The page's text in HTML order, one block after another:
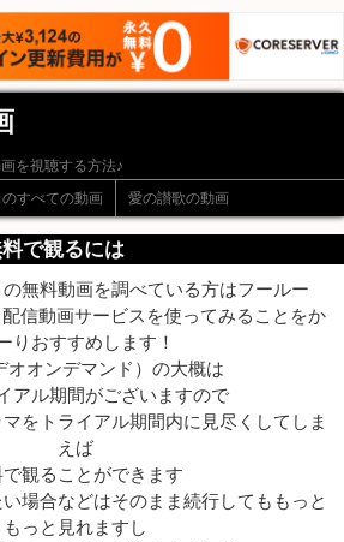
を視聴する方法♪
すべての動画 愛の讃歌の動画
で観るには
の無料動画を調べている方はフールー
配信動画サービスを使ってみることをか
りおすすめします！
オオンデマンド）の大概は
アル期間がございますので
をトライアル期間内に見尽くしてしま
えば
観ることができます
場合などはそのまま続行してももっと
もっと見れますし